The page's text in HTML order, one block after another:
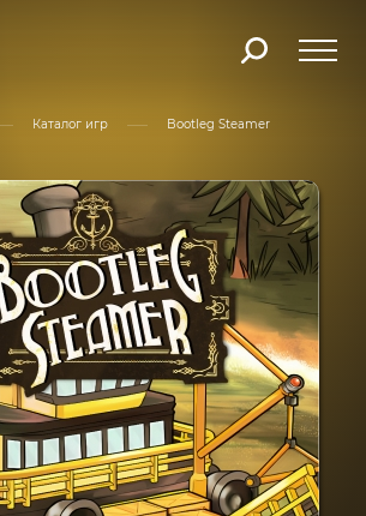
Каталог игр Bootleg Steamer